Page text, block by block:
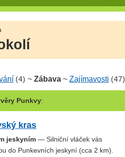
(4) ~ Zábava ~ Zajímavosti (47)
Punkvy:
kras
jeskyním — Silniční vláček vás
do Punkevních jeskyní (cca 2 km).